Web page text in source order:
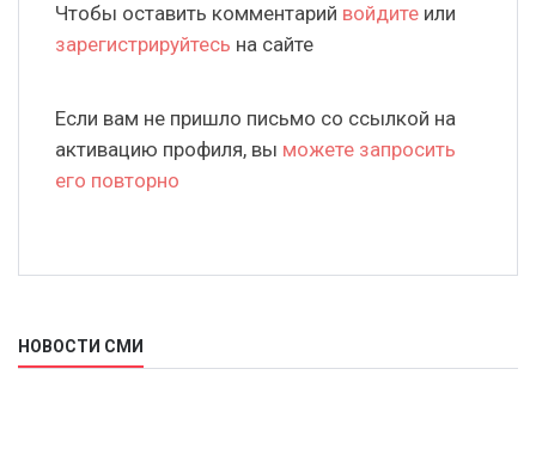
Чтобы оставить комментарий войдите или
зарегистрируйтесь на сайте
Если вам не пришло письмо со ссылкой на
активацию профиля, вы можете запросить
его повторно
НОВОСТИ СМИ